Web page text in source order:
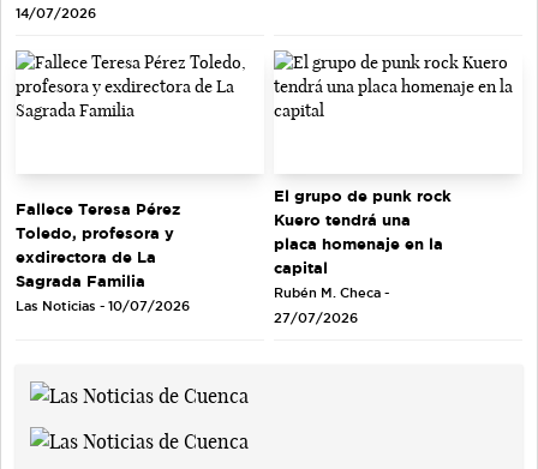
14/07/2026
Fallece Teresa Pérez
Toledo, profesora y
exdirectora de La
Sagrada Familia
Las Noticias - 10/07/2026
El grupo de punk rock
Kuero tendrá una
placa homenaje en la
capital
Rubén M. Checa -
27/07/2026